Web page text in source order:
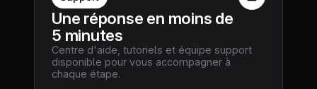
Une réponse en moins de
5 minutes
Centre d'aide, tutoriels et équipe support
disponible pour vous accompagner à
chaque étape.